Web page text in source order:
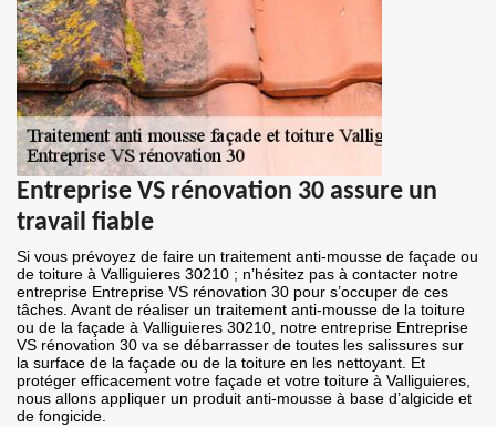
Entreprise VS rénovation 30 assure un
travail fiable
Si vous prévoyez de faire un traitement anti-mousse de façade ou
de toiture à Valliguieres 30210 ; n’hésitez pas à contacter notre
entreprise Entreprise VS rénovation 30 pour s’occuper de ces
tâches. Avant de réaliser un traitement anti-mousse de la toiture
ou de la façade à Valliguieres 30210, notre entreprise Entreprise
VS rénovation 30 va se débarrasser de toutes les salissures sur
la surface de la façade ou de la toiture en les nettoyant. Et
protéger efficacement votre façade et votre toiture à Valliguieres,
nous allons appliquer un produit anti-mousse à base d’algicide et
de fongicide.